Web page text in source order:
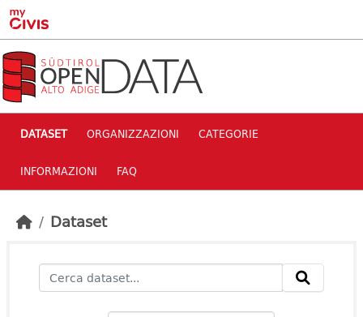
Skip to main content
DATASET ORGANIZZAZIONI CATEGORIE
INFORMAZIONI FAQ
Dataset